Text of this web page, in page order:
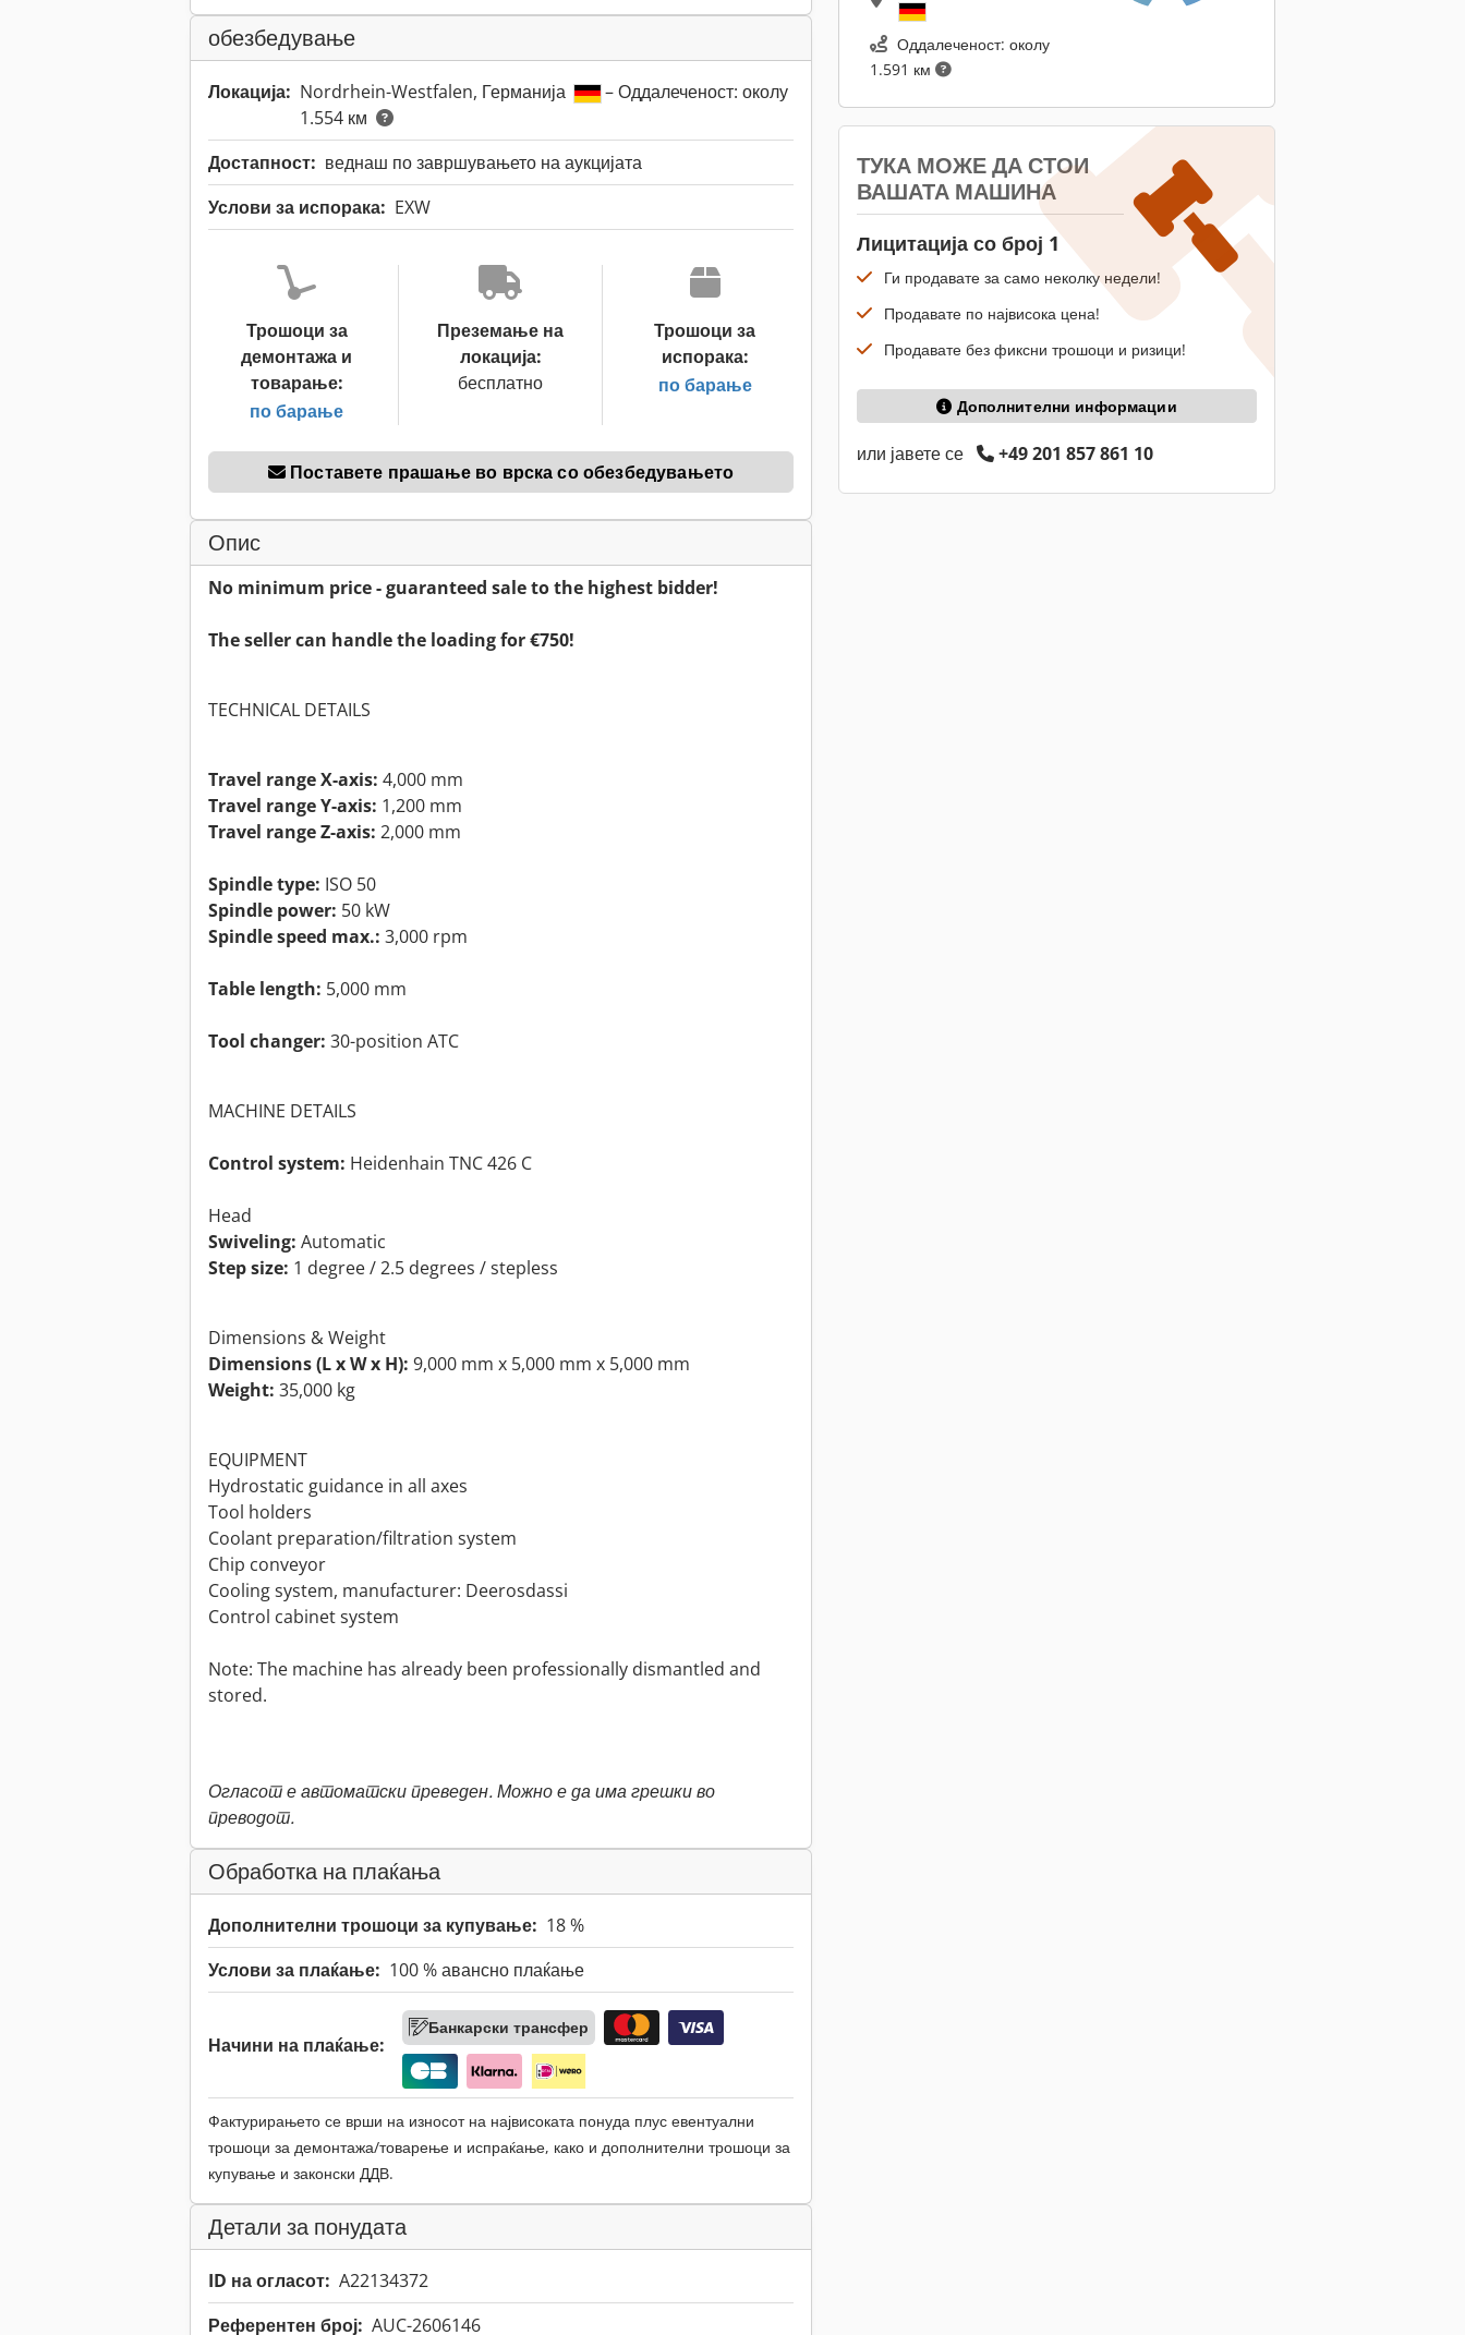
обезбедување
Локација: Nordrhein-Westfalen, Германија
– Оддалеченост: околу
1.554 км
Достапност: веднаш по завршувањето на аукцијата
Услови за испорака: EXW
Трошоци за
демонтажа и
товарање:
по барање
Преземање на
локација:
бесплатно
Трошоци за
испорака:
по барање
Поставете прашање во врска со обезбедувањето
Опис
No minimum price - guaranteed sale to the highest bidder!
The seller can handle the loading for €750!
TECHNICAL DETAILS
Travel range X-axis: 4,000 mm
Travel range Y-axis: 1,200 mm
Travel range Z-axis: 2,000 mm
Spindle type: ISO 50
Spindle power: 50 kW
Spindle speed max.: 3,000 rpm
Table length: 5,000 mm
Tool changer: 30-position ATC
MACHINE DETAILS
Control system: Heidenhain TNC 426 C
Head
Swiveling: Automatic
Step size: 1 degree / 2.5 degrees / stepless
Dimensions & Weight
Dimensions (L x W x H): 9,000 mm x 5,000 mm x 5,000 mm
Weight: 35,000 kg
EQUIPMENT
Hydrostatic guidance in all axes
Tool holders
Coolant preparation/filtration system
Chip conveyor
Cooling system, manufacturer: Deerosdassi
Control cabinet system
Note: The machine has already been professionally dismantled and
stored.
Огласот е автоматски преведен. Можно е да има грешки во
преводот.
Обработка на плаќања
Дополнителни трошоци за купување: 18 %
Услови за плаќање: 100 % авансно плаќање
Начини на плаќање:
Банкарски трансфер
Фактурирањето се врши на износот на највисоката понуда плус евентуални
трошоци за демонтажа/товарење и испраќање, како и дополнителни трошоци за
купување и законски ДДВ.
Детали за понудата
ID на огласот: A22134372
Референтен број: AUC-2606146
Оддалеченост: околу
1.591 км
ТУКА МОЖЕ ДА СТОИ
ВАШАТА МАШИНА
Лицитација со број 1
Ги продавате за само неколку недели!
Продавате по највисока цена!
Продавате без фиксни трошоци и ризици!
Дополнителни информации
или јавете се +49 201 857 861 10